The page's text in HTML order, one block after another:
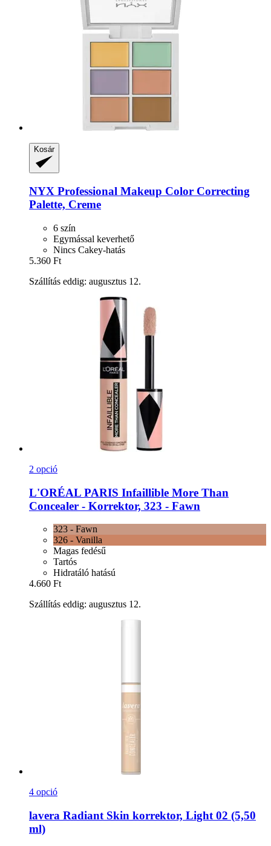
Kosár
NYX Professional Makeup Color Correcting
Palette, Creme
6 szín
Egymással keverhető
Nincs Cakey-hatás
5.360 Ft
Szállítás eddig: augusztus 12.
2 opció
L'ORÉAL PARIS Infaillible More Than
Concealer -​ Korrektor, 323 -​ Fawn
323 - Fawn
326 - Vanilla
Magas fedésű
Tartós
Hidratáló hatású
4.660 Ft
Szállítás eddig: augusztus 12.
4 opció
lavera Radiant Skin korrektor, Light 02 (5,50
ml)